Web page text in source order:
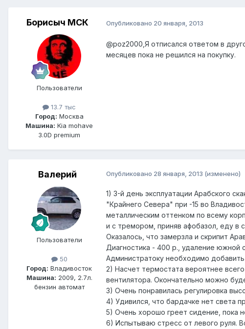
Борисыч МСК
Пользователи
13.7 тыс
Город: Москва
Машина: Kia mohave
3.0D premium
Опубликовано 20 января, 2013
@poz2000 ,Я отписался ответом в
месяцев пока не решился на покупку.
Валерий
Пользователи
50
Город: Владивосток
Машина: 2009, 2.7л.
бензин автомат
Опубликовано 28 января, 2013 (изменено)
1) 3-й день эксплуатации Арабского
"Крайнего Севера" при -15 во
металлическим оттенком по всему
и с тремором, приняв афобазол, еду в
Оказалось, что замерзла и скрипит
Диагностика - 400 р., удаление южной
Администратоку необходимо
2) Насчет термостата вероятнее
вентилятора. Окончательно можно
3) Очень понравилась регулировка
4) Удивился, что бардачке нет света
5) Очень хорошо греет сидение, пока
6) Испытываю стресс от левого руля.